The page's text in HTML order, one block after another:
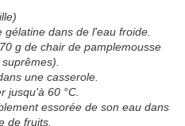
dans de l'eau froide.
g de chair de pamplemousse
une casserole.
jusqu'à 60 °C.
essorée de son eau dans
de fruits.